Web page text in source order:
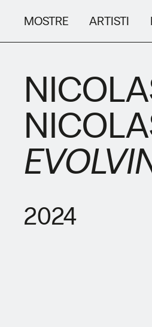
MOSTRE ARTISTI
2024